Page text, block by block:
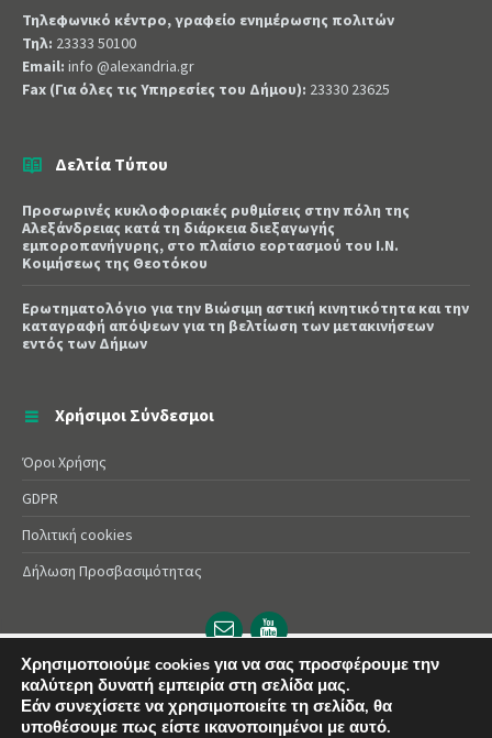
Τηλεφωνικό κέντρο, γραφείο ενημέρωσης πολιτών
Τηλ: 23333 50100
Email: info @alexandria.gr
Fax (Για όλες τις Υπηρεσίες του Δήμου): 23330 23625
Δελτία Τύπου
Προσωρινές κυκλοφοριακές ρυθμίσεις στην πόλη της
Αλεξάνδρειας κατά τη διάρκεια διεξαγωγής
εμποροπανήγυρης, στο πλαίσιο εορτασμού του Ι.Ν.
Κοιμήσεως της Θεοτόκου
Ερωτηματολόγιο για την Βιώσιμη αστική κινητικότητα και την
καταγραφή απόψεων για τη βελτίωση των μετακινήσεων
εντός των Δήμων
Χρήσιμοι Σύνδεσμοι
Όροι Χρήσης
GDPR
Πολιτική cookies
Δήλωση Προσβασιμότητας
Email
url
YouTube
url
© 2025 Δήμος Αλεξάνδρειας | Powered byApogee
Χρησιμοποιούμε cookies για να σας προσφέρουμε την
καλύτερη δυνατή εμπειρία στη σελίδα μας.
Εάν συνεχίσετε να χρησιμοποιείτε τη σελίδα, θα
υποθέσουμε πως είστε ικανοποιημένοι με αυτό.